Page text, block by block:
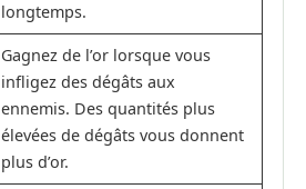
longtemps.
Gagnez de l’or lorsque vous
infligez des dégâts aux
ennemis. Des quantités plus
élevées de dégâts vous donnent
plus d’or.